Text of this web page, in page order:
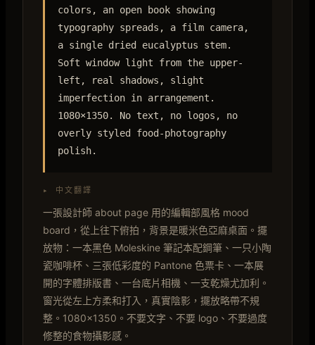
colors, an open book showing
typography spreads, a film camera,
a single dried eucalyptus stem.
Soft window light from the upper-
left, real shadows, slight
imperfection in arrangement.
1080×1350. No text, no logos, no
overly styled food-photography
polish.
▸ 中文翻譯
一張設計師 about page 用的編輯部風格 mood
board，從上往下俯拍，背景是暖米色亞麻桌面。擺
放物：一本黑色 Moleskine 筆記本配鋼筆、一只小陶
瓷咖啡杯、三張低彩度的 Pantone 色票卡、一本展
開的字體排版書、一台底片相機、一支乾燥尤加利。
窗光從左上方柔和打入，真實陰影，擺放略帶不規
整。1080×1350。不要文字、不要 logo、不要過度
修整的食物攝影感。